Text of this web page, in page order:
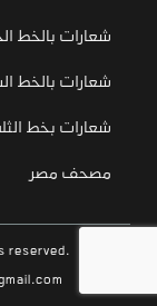
شعارات بالخط
شعارات بالخط
شعارات بخط
مصحف مصر
reserved.